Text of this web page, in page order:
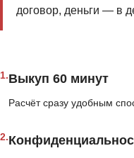
договор, деньги — в
1.Выкуп 60 минут
Расчёт сразу удобным
2.